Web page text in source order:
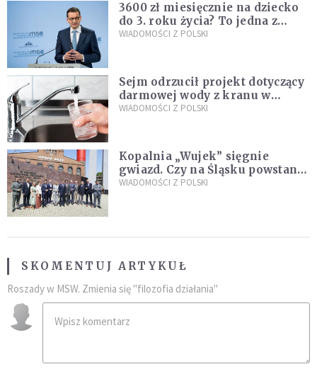
3600 zł miesięcznie na dziecko
do 3. roku życia? To jedna z
propozycji programu "Rozwój
WIADOMOŚCI Z POLSKI
Sejm odrzucił projekt dotyczący
darmowej wody z kranu w
restauracjach
WIADOMOŚCI Z POLSKI
Kopalnia „Wujek” sięgnie
gwiazd. Czy na Śląsku powstanie
„Dolina Krzemowa”?
WIADOMOŚCI Z POLSKI
SKOMENTUJ ARTYKUŁ
Roszady w MSW. Zmienia się "filozofia działania"